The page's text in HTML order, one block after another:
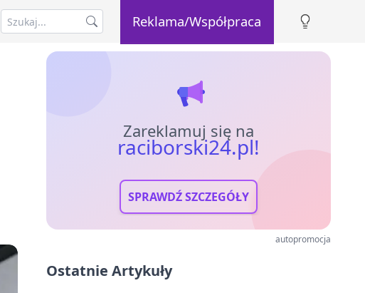
Reklama/Współpraca
Zareklamuj się na
raciborski24.pl!
SPRAWDŹ SZCZEGÓŁY
autopromocja
Ostatnie Artykuły